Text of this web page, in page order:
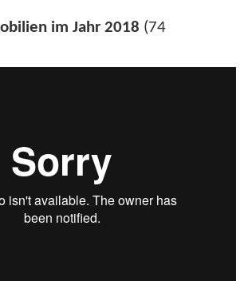
im Jahr 2018 (74